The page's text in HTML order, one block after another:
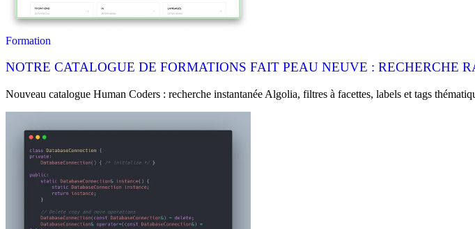
Formation
NOTRE CATALOGUE DE FORMATIONS FAIT PEAU NEUVE : RECHERCHE
Nouveau catalogue Human Coders : recherche instantanée Algolia, filtres à facettes, labels et tags